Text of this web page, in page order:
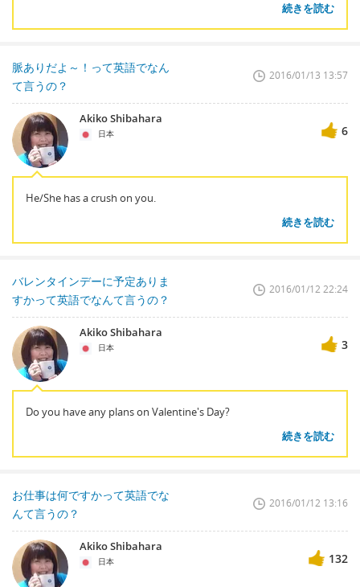
続きを読む
脈ありだよ～！って英語でなん
て言うの？
2016/01/13 13:57
Akiko Shibahara
日本 6
He/She has a crush on you.
続きを読む
バレンタインデーに予定ありま
すかって英語でなんて言うの？
2016/01/12 22:24
Akiko Shibahara
日本 3
Do you have any plans on Valentine's Day?
続きを読む
お仕事は何ですかって英語でな
んて言うの？
2016/01/12 13:16
Akiko Shibahara
日本 132